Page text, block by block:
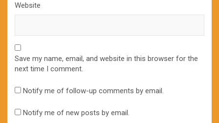
Website
Save my name, email, and website in this browser for the
next time I comment.
Notify me of follow-up comments by email.
Notify me of new posts by email.